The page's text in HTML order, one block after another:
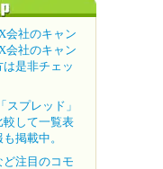
会社のキャン
会社のキャン
是非チェッ
プレッド」
較して一覧表
掲載中。
注目のコモ